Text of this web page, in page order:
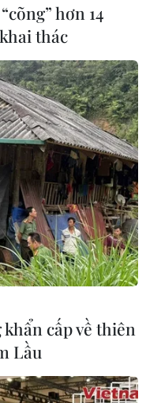
hơn 14
thác
cấp về thiên
Lầu